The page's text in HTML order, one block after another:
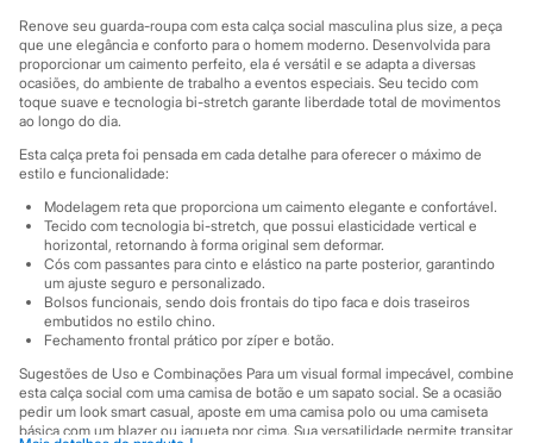
Tênis
Marcas
City
Clock House
Mindset
Sawary
Yessica
Moda esportiva
Acessórios
Blusas
Calçados
Leggings
Shorts e Bermudas
Tops
Moda íntima
Calcinhas
Cintas e Modeladores
Meias
Pijamas
Sutiãs e Tops
Renove seu guarda-roupa com esta calça social masculina plus size, a peça
que une elegância e conforto para o homem moderno. Desenvolvida para
proporcionar um caimento perfeito, ela é versátil e se adapta a diversas
ocasiões, do ambiente de trabalho a eventos especiais. Seu tecido com
toque suave e tecnologia bi-stretch garante liberdade total de movimentos
ao longo do dia.
Esta calça preta foi pensada em cada detalhe para oferecer o máximo de
estilo e funcionalidade:
Modelagem reta que proporciona um caimento elegante e confortável.
Tecido com tecnologia bi-stretch, que possui elasticidade vertical e
horizontal, retornando à forma original sem deformar.
Cós com passantes para cinto e elástico na parte posterior, garantindo
um ajuste seguro e personalizado.
Bolsos funcionais, sendo dois frontais do tipo faca e dois traseiros
embutidos no estilo chino.
Fechamento frontal prático por zíper e botão.
Sugestões de Uso e Combinações Para um visual formal impecável, combine
esta calça social com uma camisa de botão e um sapato social. Se a ocasião
pedir um look smart casual, aposte em uma camisa polo ou uma camiseta
básica com um blazer ou jaqueta por cima. Sua versatilidade permite transitar